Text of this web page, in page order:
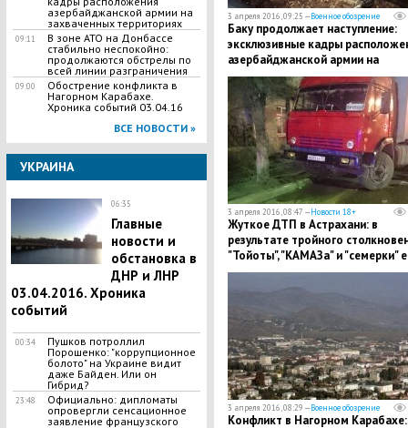
азербайджанской армии на
захваченных территориях
09:11
В зоне АТО на Донбассе
стабильно неспокойно:
продолжаются обстрелы по
всей линии разграничения
09:00
Обострение конфликта в
Нагорном Карабахе.
Хроника событий 03.04.16
ВСЕ НОВОСТИ »
УКРАИНА
06:35
Главные
новости и
обстановка в
ДНР и ЛНР
03.04.2016. Хроника
событий
00:34
Пушков потроллил
Порошенко: "коррупционное
болото" на Украине видит
даже Байден. Или он
Гибрид?
23:48
Официально: дипломаты
опровергли сенсационное
заявление французского
3 апреля 2016, 09:25 —Военное обозрение
Баку продолжает наступление:
эксклюзивные кадры
азербайджанской армии на
захваченных территориях
3 апреля 2016, 08:47 —Новости 18+
Жуткое ДТП в Астрахани: в
результате тройного
"Тойоты", "КАМАЗа" и "семерки"
жертвы и пострадавшие
3 апреля 2016, 08:29 —Военное обозрение
Конфликт в Нагорном Карабахе: